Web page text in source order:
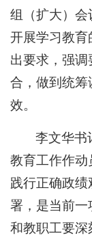
组（扩大）
开展学习教育
出要求，强
合，做到统
效。
李文华书
教育工作作动
践行正确政
署，是当前一
和教职工要